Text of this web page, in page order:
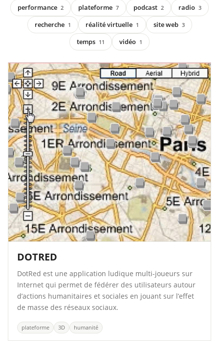
performance 2 plateforme 7 podcast 2 radio 3
recherche 1 réalité virtuelle 1 site web 3
temps 11 vidéo 1
DOTRED
DotRed est une application ludique multi-joueurs sur
Internet qui permet de fédérer des utilisateurs autour
d’actions humanitaires et sociales en jouant sur l’effet
de masse des réseaux sociaux.
plateforme 3D humanité